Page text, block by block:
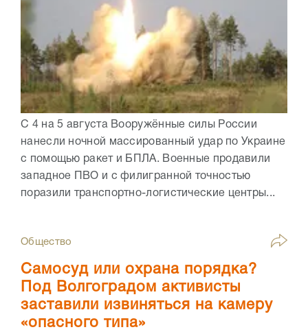
С 4 на 5 августа Вооружённые силы России
нанесли ночной массированный удар по Украине
с помощью ракет и БПЛА. Военные продавили
западное ПВО и с филигранной точностью
поразили транспортно-логистические центры...
Общество
Самосуд или охрана порядка?
Под Волгоградом активисты
заставили извиняться на камеру
«опасного типа»